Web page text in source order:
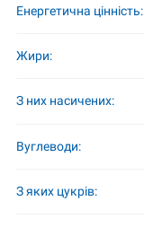
Енергетична цінність:
Жири:
З них насичених:
Вуглеводи:
З яких цукрів: